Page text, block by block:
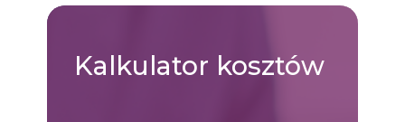
Kalkulator kosztów